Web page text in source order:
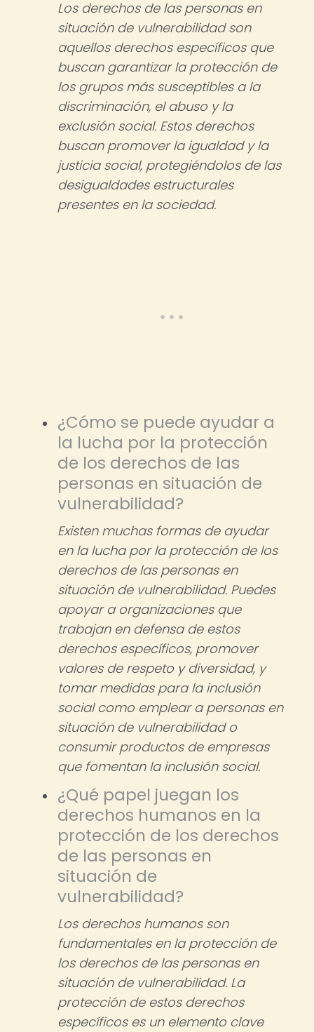
Los derechos de las personas en
situación de vulnerabilidad son
aquellos derechos específicos que
buscan garantizar la protección de
los grupos más susceptibles a la
discriminación, el abuso y la
exclusión social. Estos derechos
buscan promover la igualdad y la
justicia social, protegiéndolos de las
desigualdades estructurales
presentes en la sociedad.
¿Cómo se puede ayudar a
la lucha por la protección
de los derechos de las
personas en situación de
vulnerabilidad?
Existen muchas formas de ayudar
en la lucha por la protección de los
derechos de las personas en
situación de vulnerabilidad. Puedes
apoyar a organizaciones que
trabajan en defensa de estos
derechos específicos, promover
valores de respeto y diversidad, y
tomar medidas para la inclusión
social como emplear a personas en
situación de vulnerabilidad o
consumir productos de empresas
que fomentan la inclusión social.
¿Qué papel juegan los
derechos humanos en la
protección de los derechos
de las personas en
situación de
vulnerabilidad?
Los derechos humanos son
fundamentales en la protección de
los derechos de las personas en
situación de vulnerabilidad. La
protección de estos derechos
específicos es un elemento clave